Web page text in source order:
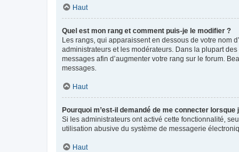
Haut
Quel est mon rang et comment puis-je le modifier ?
Les rangs, qui apparaissent en dessous de votre nom
administrateurs et les modérateurs. Dans la plupart
messages afin d’augmenter votre rang sur le forum.
messages.
Haut
Pourquoi m’est-il demandé de me connecter
Si les administrateurs ont activé cette fonctionnalité,
utilisation abusive du système de messagerie
Haut